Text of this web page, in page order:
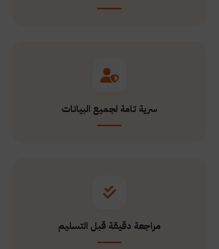
سرية تامة لجميع البيانات
مراجعة دقيقة قبل التسليم